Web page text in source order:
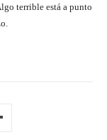
terrible está a punto